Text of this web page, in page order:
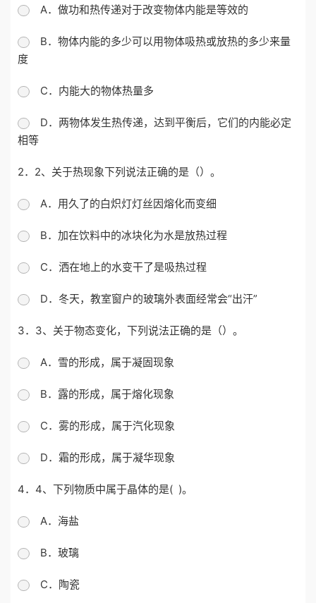
A．做功和热传递对于改变物体内能是等效的
B．物体内能的多少可以用物体吸热或放热的多少来量
度
C．内能大的物体热量多
D．两物体发生热传递，达到平衡后，它们的内能必定
相等
2．2、关于热现象下列说法正确的是（）。
A．用久了的白炽灯灯丝因熔化而变细
B．加在饮料中的冰块化为水是放热过程
C．洒在地上的水变干了是吸热过程
D．冬天，教室窗户的玻璃外表面经常会“出汗”
3．3、关于物态变化，下列说法正确的是（）。
A．雪的形成，属于凝固现象
B．露的形成，属于熔化现象
C．雾的形成，属于汽化现象
D．霜的形成，属于凝华现象
4．4、下列物质中属于晶体的是( )。
A．海盐
B．玻璃
C．陶瓷